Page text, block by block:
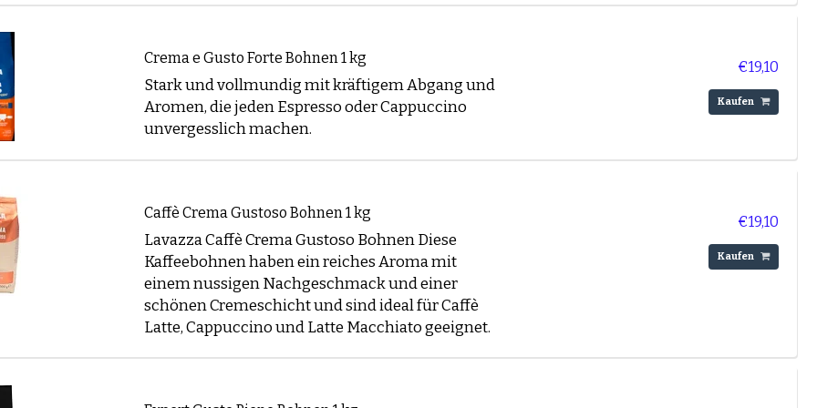
Arabica Bohnen mit sanften oder leicht fruchtigen Noten sind ideal für
und French Press.
Produkt auf den TabProduktbeschreibungfür spezifische
nach Geschmacksprofil
zu erleichtern, geben wir bei jeder Kaffeebohnensorte die drei
Geschmackstöne an, wie Schokolade, Karamell, fruchtig oder würzig.
für Cappuccino oder Latte
mit Schokolade-, Karamell- oder Nusstönen, die gut mit Milch
für Kaffeebohnen
Marke, Stärke, Sorte oder Preisklasse, um deinen Favoriten zu finden.
Crema e Gusto Forte Bohnen 1 kg
Stark und vollmundig mit kräftigem Abgang und
Aromen, die jeden Espresso oder Cappuccino
unvergesslich machen.
€19,10
Kaufen
Caffè Crema Gustoso Bohnen 1 kg
Lavazza Caffè Crema Gustoso Bohnen Diese
Kaffeebohnen haben ein reiches Aroma mit
einem nussigen Nachgeschmack und einer
schönen Cremeschicht und sind ideal für Caffè
Latte, Cappuccino und Latte Macchiato geeignet.
€19,10
Kaufen